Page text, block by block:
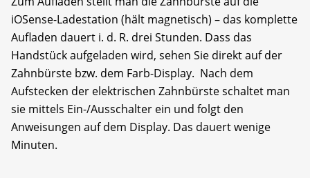
iOSense-Ladestation (hält magnetisch) – das komplette
Aufladen dauert i. d. R. drei Stunden. Dass das
Handstück aufgeladen wird, sehen Sie direkt auf der
Zahnbürste bzw. dem Farb-Display. Nach dem
Aufstecken der elektrischen Zahnbürste schaltet man
sie mittels Ein-/Ausschalter ein und folgt den
Anweisungen auf dem Display. Das dauert wenige
Minuten.